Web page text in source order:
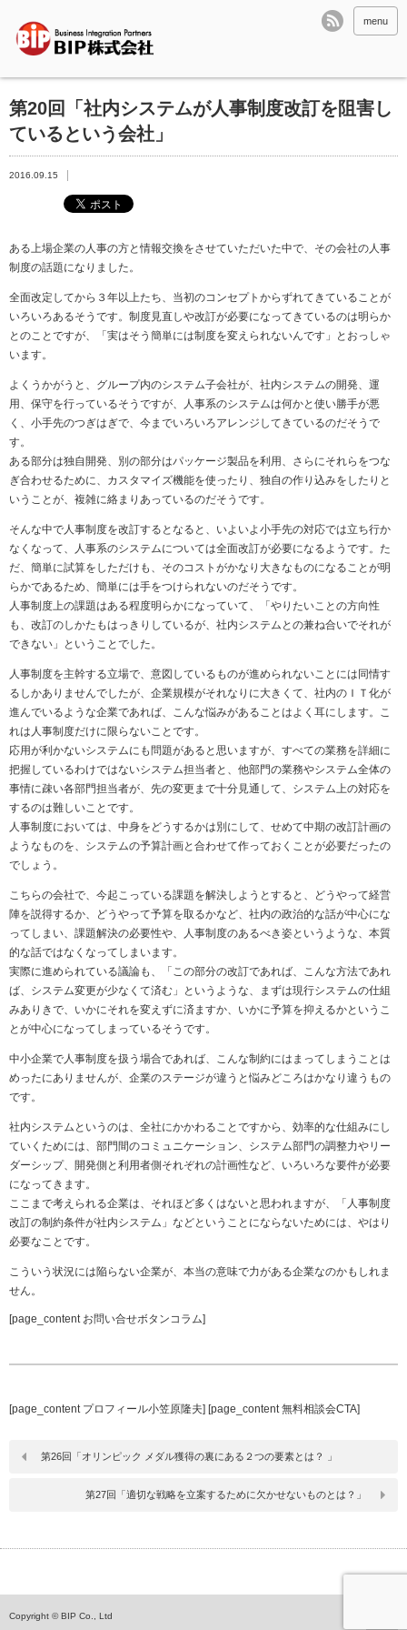
menu
第20回「社内システムが人事制度改訂を阻害し
ているという会社」
2016.09.15
ある上場企業の人事の方と情報交換をさせていただいた中で、その会社の人事
制度の話題になりました。
全面改定してから３年以上たち、当初のコンセプトからずれてきていることが
いろいろあるそうです。制度見直しや改訂が必要になってきているのは明らか
とのことですが、「実はそう簡単には制度を変えられないんです」とおっしゃ
います。
よくうかがうと、グループ内のシステム子会社が、社内システムの開発、運
用、保守を行っているそうですが、人事系のシステムは何かと使い勝手が悪
く、小手先のつぎはぎで、今までいろいろアレンジしてきているのだそうで
す。
ある部分は独自開発、別の部分はパッケージ製品を利用、さらにそれらをつな
ぎ合わせるために、カスタマイズ機能を使ったり、独自の作り込みをしたりと
いうことが、複雑に絡まりあっているのだそうです。
そんな中で人事制度を改訂するとなると、いよいよ小手先の対応では立ち行か
なくなって、人事系のシステムについては全面改訂が必要になるようです。た
だ、簡単に試算をしただけも、そのコストがかなり大きなものになることが明
らかであるため、簡単には手をつけられないのだそうです。
人事制度上の課題はある程度明らかになっていて、「やりたいことの方向性
も、改訂のしかたもはっきりしているが、社内システムとの兼ね合いでそれが
できない」ということでした。
人事制度を主幹する立場で、意図しているものが進められないことには同情す
るしかありませんでしたが、企業規模がそれなりに大きくて、社内のＩＴ化が
進んでいるような企業であれば、こんな悩みがあることはよく耳にします。こ
れは人事制度だけに限らないことです。
応用が利かないシステムにも問題があると思いますが、すべての業務を詳細に
把握しているわけではないシステム担当者と、他部門の業務やシステム全体の
事情に疎い各部門担当者が、先の変更まで十分見通して、システム上の対応を
するのは難しいことです。
人事制度においては、中身をどうするかは別にして、せめて中期の改訂計画の
ようなものを、システムの予算計画と合わせて作っておくことが必要だったの
でしょう。
こちらの会社で、今起こっている課題を解決しようとすると、どうやって経営
陣を説得するか、どうやって予算を取るかなど、社内の政治的な話が中心にな
ってしまい、課題解決の必要性や、人事制度のあるべき姿というような、本質
的な話ではなくなってしまいます。
実際に進められている議論も、「この部分の改訂であれば、こんな方法であれ
ば、システム変更が少なくて済む」というような、まずは現行システムの仕組
みありきで、いかにそれを変えずに済ますか、いかに予算を抑えるかというこ
とが中心になってしまっているそうです。
中小企業で人事制度を扱う場合であれば、こんな制約にはまってしまうことは
めったにありませんが、企業のステージが違うと悩みどころはかなり違うもの
です。
社内システムというのは、全社にかかわることですから、効率的な仕組みにし
ていくためには、部門間のコミュニケーション、システム部門の調整力やリー
ダーシップ、開発側と利用者側それぞれの計画性など、いろいろな要件が必要
になってきます。
ここまで考えられる企業は、それほど多くはないと思われますが、「人事制度
改訂の制約条件が社内システム」などということにならないためには、やはり
必要なことです。
こういう状況には陥らない企業が、本当の意味で力がある企業なのかもしれま
せん。
[page_content お問い合せボタンコラム]
[page_content プロフィール小笠原隆夫] [page_content 無料相談会CTA]
第26回「オリンピック メダル獲得の裏にある２つの要素とは？ 」
第27回「適切な戦略を立案するために欠かせないものとは？」
Copyright © BIP Co., Ltd